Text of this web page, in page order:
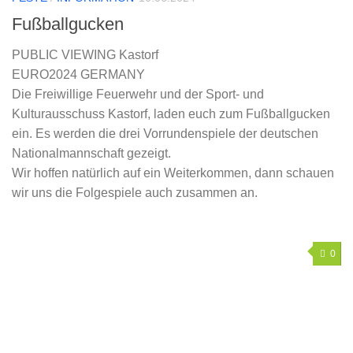
Fußballgucken
PUBLIC VIEWING Kastorf
EURO2024 GERMANY
Die Freiwillige Feuerwehr und der Sport- und
Kulturausschuss Kastorf, laden euch zum Fußballgucken
ein. Es werden die drei Vorrundenspiele der deutschen
Nationalmannschaft gezeigt.
Wir hoffen natürlich auf ein Weiterkommen, dann schauen
wir uns die Folgespiele auch zusammen an.
0